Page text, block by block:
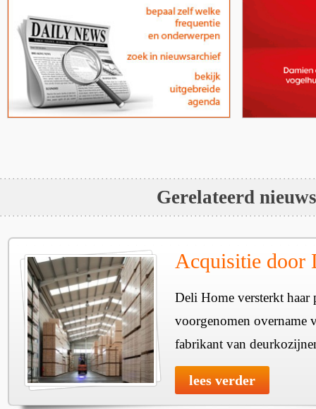
Gerelateerd nieuws
Acquisitie door
Deli Home versterkt haar
voorgenomen overname
fabrikant van
lees verder